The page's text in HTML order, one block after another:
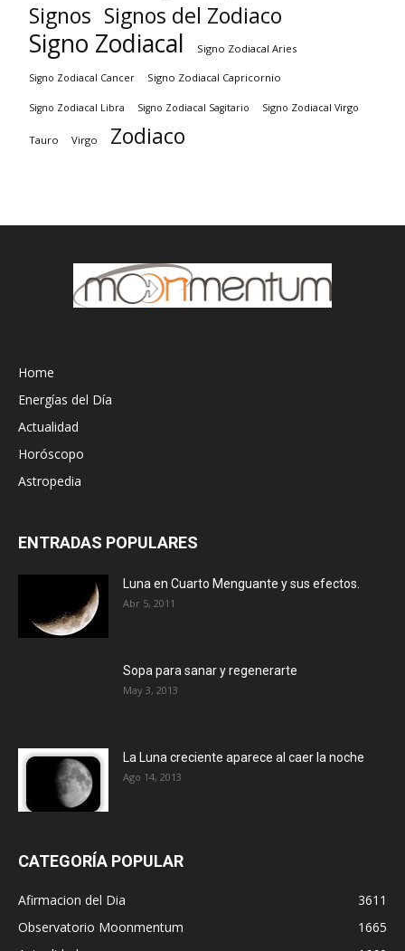
Signos Signos del Zodiaco
Signo Zodiacal Signo Zodiacal Aries
Signo Zodiacal Cancer Signo Zodiacal Capricornio
Signo Zodiacal Libra Signo Zodiacal Sagitario Signo Zodiacal Virgo
Tauro Virgo Zodiaco
Home
Energías del Día
Actualidad
Horóscopo
Astropedia
ENTRADAS POPULARES
Luna en Cuarto Menguante y sus efectos.
Abr 5, 2011
Sopa para sanar y regenerarte
May 3, 2013
La Luna creciente aparece al caer la noche
Ago 14, 2013
CATEGORÍA POPULAR
Afirmacion del Dia
3611
Observatorio Moonmentum
1665